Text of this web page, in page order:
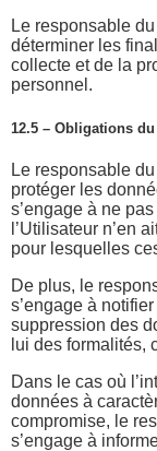
Le responsable
déterminer les
collecte et de la
personnel.
12.5 – Obligations
Le responsable
protéger les
s’engage à ne
l’Utilisateur n’en
pour lesquelles
De plus, le
s’engage à
suppression des
lui des formalités,
Dans le cas où
données à
compromise, le
s’engage à